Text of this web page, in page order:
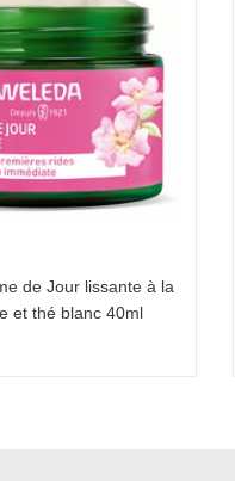
de Jour lissante à la
et thé blanc 40ml